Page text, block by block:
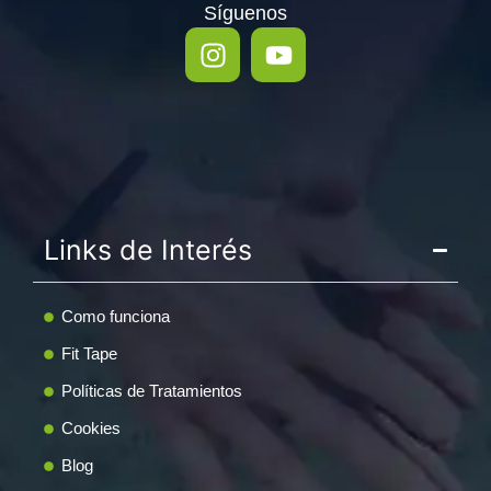
Síguenos
Links de Interés
Como funciona
Fit Tape
Políticas de Tratamientos
Cookies
Blog